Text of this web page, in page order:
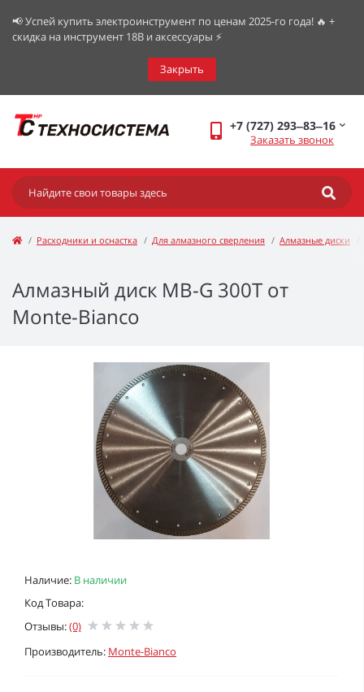
📢 Успей купить электроинструмент по ценам 2025-го года! 🔥 +
скидка на инструмент 18В и аксессуары ⚡️
Закрыть
+7 (727) 293‒83‒16
Заказать звонок
Расходники и оснастка Для алмазного сверления Алмазные диски
Алмазный диск МВ-G 300T от
Monte-Bianco
Наличие: В наличии
Код Товара:
Отзывы:(0)
Производитель: Monte-Bianco